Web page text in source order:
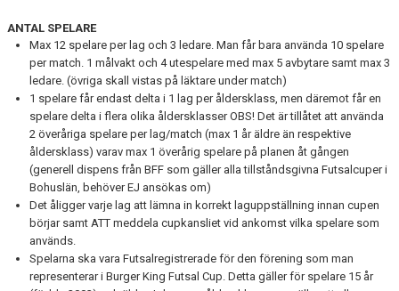
ANTAL SPELARE
Max 12 spelare per lag och 3 ledare. Man får bara använda 10 spelare
per match. 1 målvakt och 4 utespelare med max 5 avbytare samt max 3
ledare. (övriga skall vistas på läktare under match)
1 spelare får endast delta i 1 lag per åldersklass, men däremot får en
spelare delta i flera olika åldersklasser OBS! Det är tillåtet att använda
2 överåriga spelare per lag/match (max 1 år äldre än respektive
åldersklass) varav max 1 överårig spelare på planen åt gången
(generell dispens från BFF som gäller alla tillståndsgivna Futsalcuper i
Bohuslän, behöver EJ ansökas om)
Det åligger varje lag att lämna in korrekt laguppställning innan cupen
börjar samt ATT meddela cupkansliet vid ankomst vilka spelare som
används.
Spelarna ska vara Futsalregistrerade för den förening som man
representerar i Burger King Futsal Cup. Detta gäller för spelare 15 år